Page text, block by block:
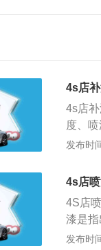
4s店
4s店
度、
易就
注意
作。
作流
的喷
方需要
发布时
4s店
4S店
漆是
用回
发布时